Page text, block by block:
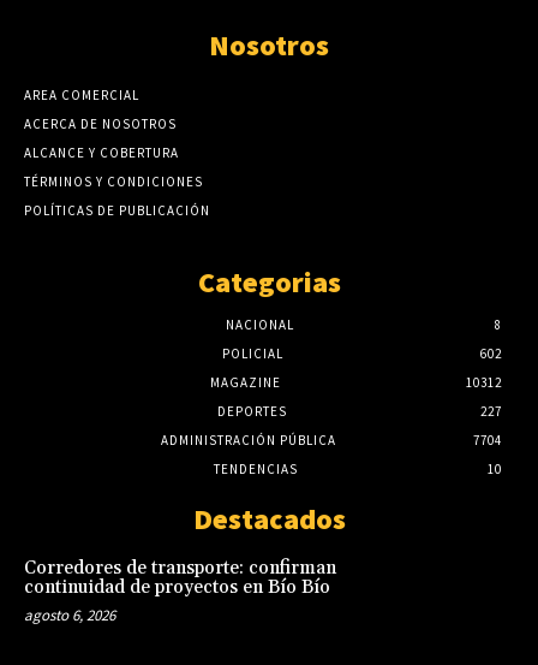
Nosotros
AREA COMERCIAL
ACERCA DE NOSOTROS
ALCANCE Y COBERTURA
TÉRMINOS Y CONDICIONES
POLÍTICAS DE PUBLICACIÓN
Categorias
NACIONAL
8
POLICIAL
602
MAGAZINE
10312
DEPORTES
227
ADMINISTRACIÓN PÚBLICA
7704
TENDENCIAS
10
Destacados
Corredores de transporte: confirman
continuidad de proyectos en Bío Bío
agosto 6, 2026